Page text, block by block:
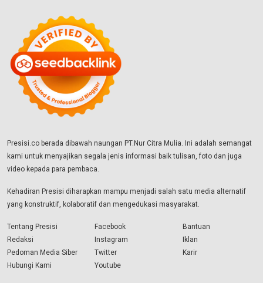
Presisi.co berada dibawah naungan PT.Nur Citra Mulia. Ini adalah semangat
kami untuk menyajikan segala jenis informasi baik tulisan, foto dan juga
video kepada para pembaca.
Kehadiran Presisi diharapkan mampu menjadi salah satu media alternatif
yang konstruktif, kolaboratif dan mengedukasi masyarakat.
Tentang Presisi
Redaksi
Pedoman Media Siber
Hubungi Kami
Facebook
Instagram
Twitter
Youtube
Bantuan
Iklan
Karir